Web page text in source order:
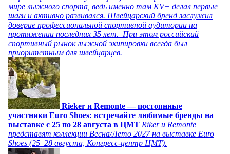
мире лыжного спорта, ведь именно там KV+ делал первые
шаги и активно развивался. Швейцарский бренд заслужил
доверие профессиональной спортивной аудитории на
протяжении последних 35 лет. При этом российский
спортивный рынок лыжной экипировки всегда был
приоритетным для швейцарцев.
Rieker и Remonte — постоянные
участники Euro Shoes: встречайте любимые бренды на
выставке с 25 по 28 августа в ЦМТ Riker и Remonte
представят коллекции Весна/Лето 2027 на выставке Euro
Shoes (25–28 августа, Конгресс‑центр ЦМТ).